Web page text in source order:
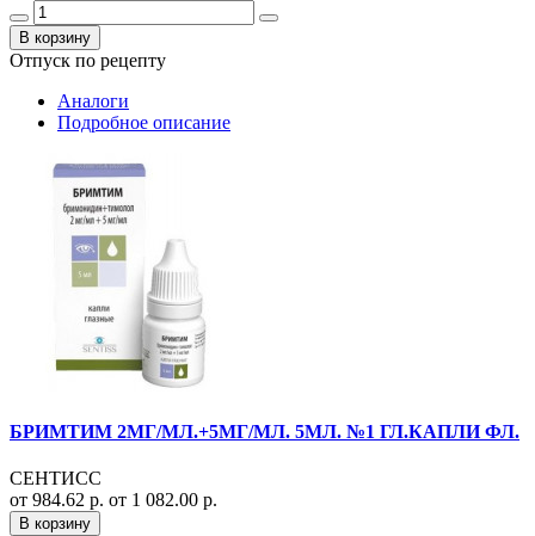
В корзину
Отпуск по рецепту
Аналоги
Подробное описание
БРИМТИМ 2МГ/МЛ.+5МГ/МЛ. 5МЛ. №1 ГЛ.КАПЛИ ФЛ.
СЕНТИСС
от 984.62 р. от 1 082.00 р.
В корзину